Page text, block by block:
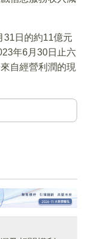
31日的約11億元
年6月30日止六
自經營利潤的現